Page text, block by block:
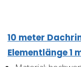
10 meter
Elementlänge 1